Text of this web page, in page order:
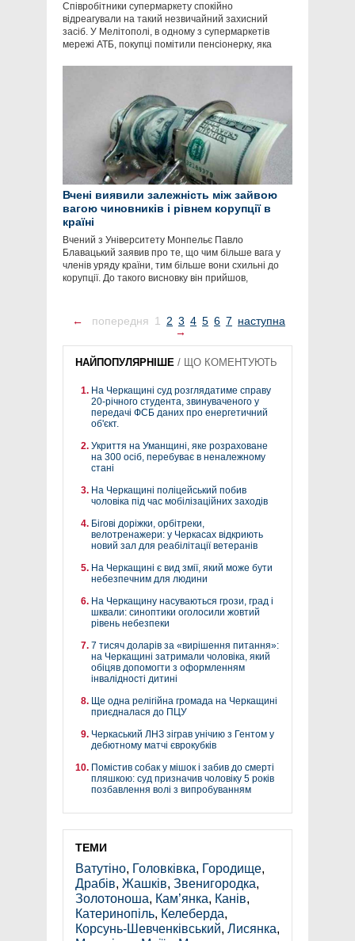
Співробітники супермаркету спокійно
відреагували на такий незвичайний захисний
засіб. У Мелітополі, в одному з супермаркетів
мережі АТБ, покупці помітили пенсіонерку, яка
Вчені виявили залежність між зайвою
вагою чиновників і рівнем корупції в
країні
Вчений з Університету Монпельє Павло
Блавацький заявив про те, що чим більше вага у
членів уряду країни, тим більше вони схильні до
корупції. До такого висновку він прийшов,
← попередня 1 2 3 4 5 6 7 наступна
→
НАЙПОПУЛЯРНІШЕ / ЩО КОМЕНТУЮТЬ
На Черкащині суд розглядатиме справу
20-річного студента, звинуваченого у
передачі ФСБ даних про енергетичний
об'єкт.
Укриття на Уманщині, яке розраховане
на 300 осіб, перебуває в неналежному
стані
На Черкащині поліцейський побив
чоловіка під час мобілізаційних заходів
Бігові доріжки, орбітреки,
велотренажери: у Черкасах відкриють
новий зал для реабілітації ветеранів
На Черкащині є вид змії, який може бути
небезпечним для людини
На Черкащину насуваються грози, град і
шквали: синоптики оголосили жовтий
рівень небезпеки
7 тисяч доларів за «вирішення питання»:
на Черкащині затримали чоловіка, який
обіцяв допомогти з оформленням
інвалідності дитині
Ще одна релігійна громада на Черкащині
приєдналася до ПЦУ
Черкаський ЛНЗ зіграв унічию з Гентом у
дебютному матчі єврокубків
Помістив собак у мішок і забив до смерті
пляшкою: суд призначив чоловіку 5 років
позбавлення волі з випробуванням
ТЕМИ
Ватутіно, Головківка, Городище,
Драбів, Жашків, Звенигородка,
Золотоноша, Кам’янка, Канів,
Катеринопіль, Келеберда,
Корсунь-Шевченківський, Лисянка,